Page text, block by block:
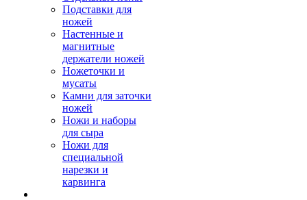
Подставки для
ножей
Настенные и
магнитные
держатели ножей
Ножеточки и
мусаты
Камни для заточки
ножей
Ножи и наборы
для сыра
Ножи для
специальной
нарезки и
карвинга